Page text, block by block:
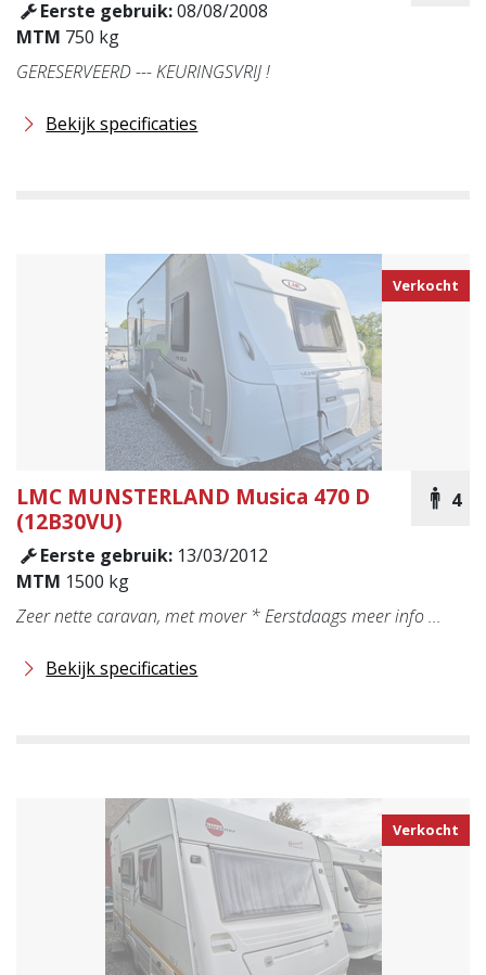
Eerste gebruik:08/08/2008
MTM 750 kg
GERESERVEERD --- KEURINGSVRIJ !
Bekijk specificaties
Verkocht
4
LMC MUNSTERLAND Musica 470 D
(12B30VU)
Eerste gebruik: 13/03/2012
MTM 1500 kg
Zeer nette caravan, met mover * Eerstdaags meer info ...
Bekijk specificaties
Verkocht